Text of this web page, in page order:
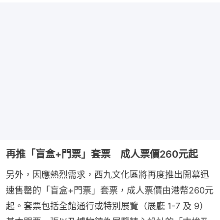
再推「盲盒+門票」套票 成人票價260元起
另外，因應熱烈需求，西九文化區將再度推出開幕迅
速售罄的「盲盒+門票」套票，成人票價由港幣260元
起。套票包括全館通行或特別展覽（展廳 1-7 及 9）